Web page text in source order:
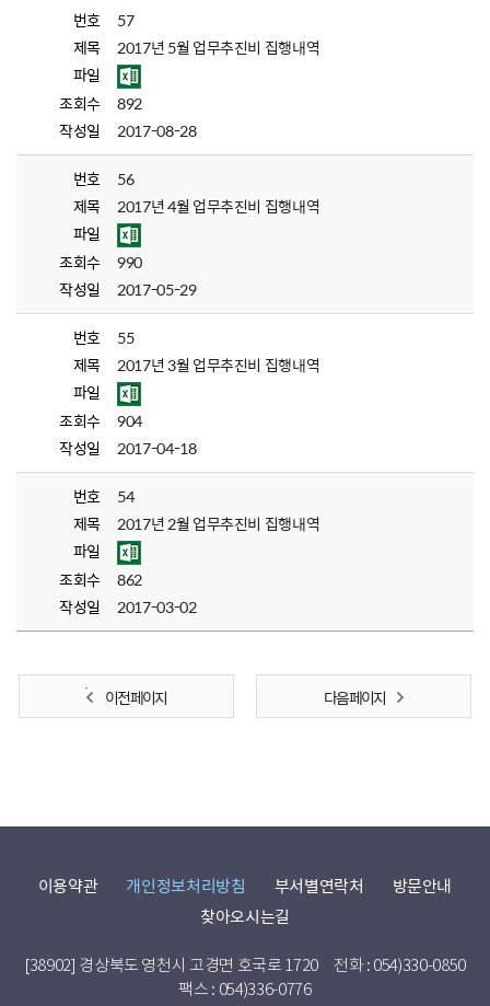
번호
57
제목
2017년 5월 업무추진비 집행내역
파일
조회수
892
작성일
2017-08-28
번호
56
제목
2017년 4월 업무추진비 집행내역
파일
조회수
990
작성일
2017-05-29
번호
55
제목
2017년 3월 업무추진비 집행내역
파일
조회수
904
작성일
2017-04-18
번호
54
제목
2017년 2월 업무추진비 집행내역
파일
조회수
862
작성일
2017-03-02
이전 페이지 다음 페이지
이용약관 개인정보처리방침 부서별연락처
방문안내
찾아오시는길
[38902] 경상북도 영천시 고경면 호국로 1720
전화 : 054)330-0850
팩스 : 054)336-0776